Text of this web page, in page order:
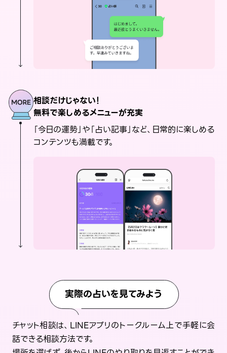
相談だけじゃない！
無料で楽しめるメニューが充実
「今日の運勢」や「占い記事」など、日常的に楽しめる
コンテンツも満載です。
実際の占いを見てみよう
チャット相談は、LINEアプリのトークルーム上で手軽に会
話できる相談方法です。